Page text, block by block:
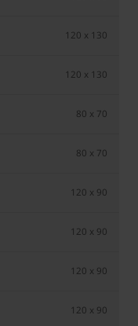
120 x 130
120 x 130
80 x 70
80 x 70
120 x 90
120 x 90
120 x 90
120 x 90